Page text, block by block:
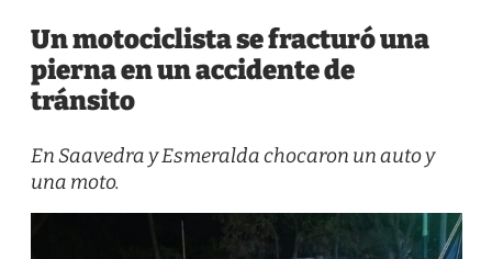
Un motociclista se fracturó una
pierna en un accidente de
tránsito
En Saavedra y Esmeralda chocaron un auto y
una moto.